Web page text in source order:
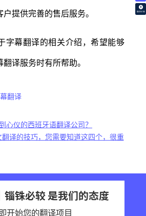
翻译价格
提供完善的售后服务。
幕翻译的相关介绍，希望能够
译服务时有所帮助。
翻译
心仪的西班牙语翻译公司？
翻译的技巧，您需要知道这四个，很重
锱铢必较 是我们的态度
开始您的翻译项目